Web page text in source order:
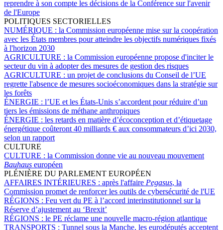
reprendre à son compte les décisions de la Conférence sur l'avenir
de l'Europe
POLITIQUES SECTORIELLES
NUMÉRIQUE : la Commission européenne mise sur la coopération
avec les États membres pour atteindre les objectifs numériques fixés
à l'horizon 2030
AGRICULTURE : la Commission européenne propose d'inciter le
secteur du vin à adopter des mesures de gestion des risques
AGRICULTURE : un projet de conclusions du Conseil de l’UE
regrette l'absence de mesures socioéconomiques dans la stratégie sur
les forêts
ÉNERGIE : l’UE et les États-Unis s’accordent pour réduire d’un
tiers les émissions de méthane anthropiques
ÉNERGIE : les retards en matière d’écoconception et d’étiquetage
énergétique coûteront 40 milliards € aux consommateurs d’ici 2030,
selon un rapport
CULTURE
CULTURE : la Commission donne vie au nouveau mouvement
Bauhaus européen
PLÉNIÈRE DU PARLEMENT EUROPÉEN
AFFAIRES INTÉRIEURES : après l'affaire Pegasus, la
Commission promet de renforcer les outils de cybersécurité de l'UE
RÉGIONS : Feu vert du PE à l’accord interinstitutionnel sur la
Réserve d’ajustement au ‘Brexit’
RÉGIONS : le PE réclame une nouvelle macro-région atlantique
TRANSPORTS : Tunnel sous la Manche, les eurodéputés acceptent